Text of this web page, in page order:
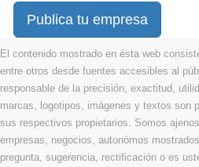
Publica tu empresa
El contenido mostrado en ésta web
entre otros desde fuentes accesibles al
responsable de la precisión, exactitud,
marcas, logotipos, imágenes y textos son
sus respectivos propietarios. Somos
empresas, negocios, autonómos
pregunta, sugerencia, rectificación o es